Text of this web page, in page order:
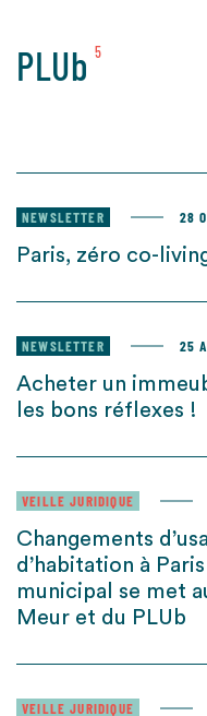
PLUb 5
NEWSLETTER 28
Paris, zéro co-
NEWSLETTER 25
Acheter un
les bons réflexes !
VEILLE JURIDIQUE
Changements
d’habitation à
municipal se met
Meur et du PLUb
VEILLE JURIDIQUE